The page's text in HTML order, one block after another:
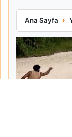
Ana Sayfa
Mert Nobre